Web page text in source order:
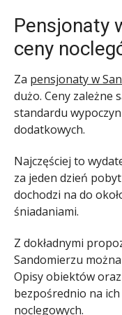
Pensjonaty
ceny
Za pensjonaty w
dużo. Ceny zależne
standardu
dodatkowych.
Najczęściej to
za jeden dzień
dochodzi na do
śniadaniami.
Z dokładnymi
Sandomierzu
Opisy obiektów
bezpośrednio na
noclegowych.